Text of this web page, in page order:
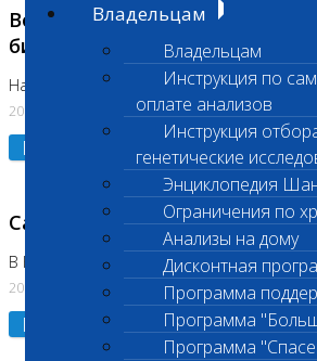
Владельцам
Владельцам
Инструкция по
оплате анализов
Инструкция
генетические
Энциклопедия
Ограничения по
Анализы на дому
Дисконтная
Программа
Программа
Программа
Возобновлено выполнение
биохимических исследований
На Нагорной
20.07.2026
Подробнее
Санитарный день
В Коломне 20.07.2026
20.07.2026
Подробнее